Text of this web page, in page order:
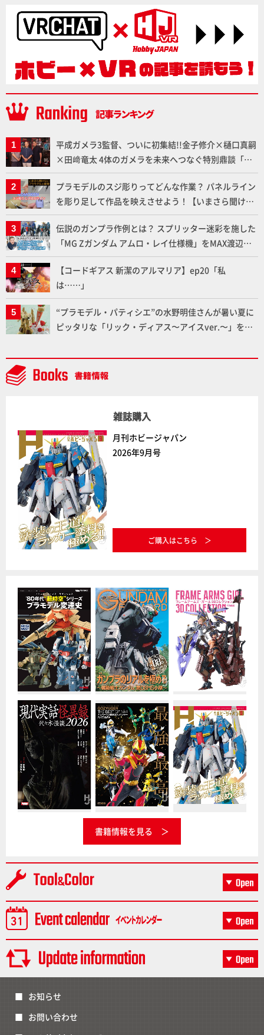
平成ガメラ3監督、ついに初集結!!金子修介×樋口真嗣
×田﨑竜太 4体のガメラを未来へつなぐ特別鼎談「ガ
メラ永久保存化プロジェクト FINAL」
プラモデルのスジ彫りってどんな作業？ パネルライン
を彫り足して作品を映えさせよう！【いまさら聞けな
いプラモデルの基礎：スジ彫りとパネルライン】
伝説のガンプラ作例とは？ スプリッター迷彩を施した
「MG Zガンダム アムロ・レイ仕様機」をMAX渡辺が
ふたたび塗る!!【試し読み】
【コードギアス 新潔のアルマリア】ep20「私
は……」
“プラモデル・パティシエ”の水野明佳さんが暑い夏に
ピッタリな「リック・ディアス〜アイスver.〜」を製
雑誌購入
月刊ホビージャパン
2026年9月号
ご購入はこちら
書籍情報を見る
お知らせ
お問い合わせ